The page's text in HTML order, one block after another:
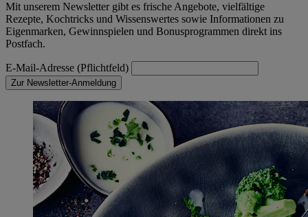
Mit unserem Newsletter gibt es frische Angebote, vielfältige
Rezepte, Kochtricks und Wissenswertes sowie Informationen zu
Eigenmarken, Gewinnspielen und Bonusprogrammen direkt ins
Postfach.
E-Mail-Adresse (Pflichtfeld)
Zur Newsletter-Anmeldung